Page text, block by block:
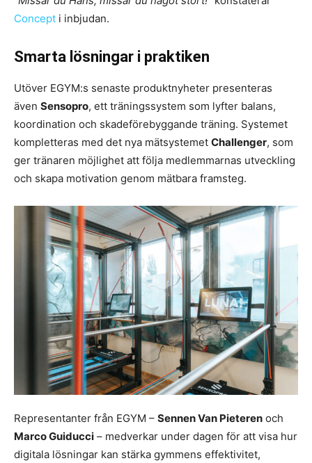
Concept i inbjudan.
Smarta lösningar i praktiken
Utöver EGYM:s senaste produktnyheter presenteras
även Sensopro, ett träningssystem som lyfter balans,
koordination och skadeförebyggande träning. Systemet
kompletteras med det nya mätsystemet Challenger, som
ger tränaren möjlighet att följa medlemmarnas utveckling
och skapa motivation genom mätbara framsteg.
Representanter från EGYM – Sennen Van Pieteren och
Marco Guiducci – medverkar under dagen för att visa hur
digitala lösningar kan stärka gymmens effektivitet,